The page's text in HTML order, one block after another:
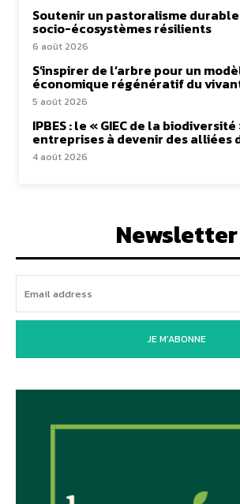
Soutenir un pastoralisme
socio-écosystèmes résilients
6 août 2026
S’inspirer de l’arbre pour un
économique régénératif du
5 août 2026
IPBES : le « GIEC de la
entreprises à devenir des alliées
4 août 2026
Newsletter
JE M'ABONNE